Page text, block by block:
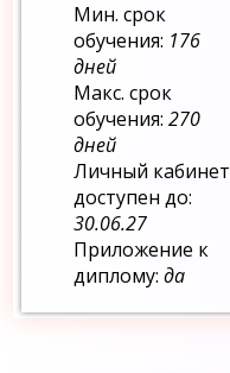
Мин. срок
обучения: 176
дней
Макс. срок
обучения:270
дней
Личный кабинет
доступен до:
30.06.27
Приложение к
диплому:да